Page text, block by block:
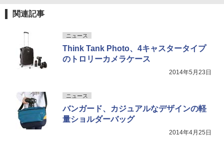
関連記事
ニュース
Think Tank Photo、4キャスタータイプ
のトロリーカメラケース
2014年5月23日
ニュース
バンガード、カジュアルなデザインの軽
量ショルダーバッグ
2014年4月25日